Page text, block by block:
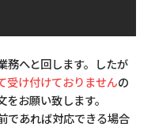
務へと回します。したが
受け付けておりませんの
お願い致します。
であれば対応できる場合